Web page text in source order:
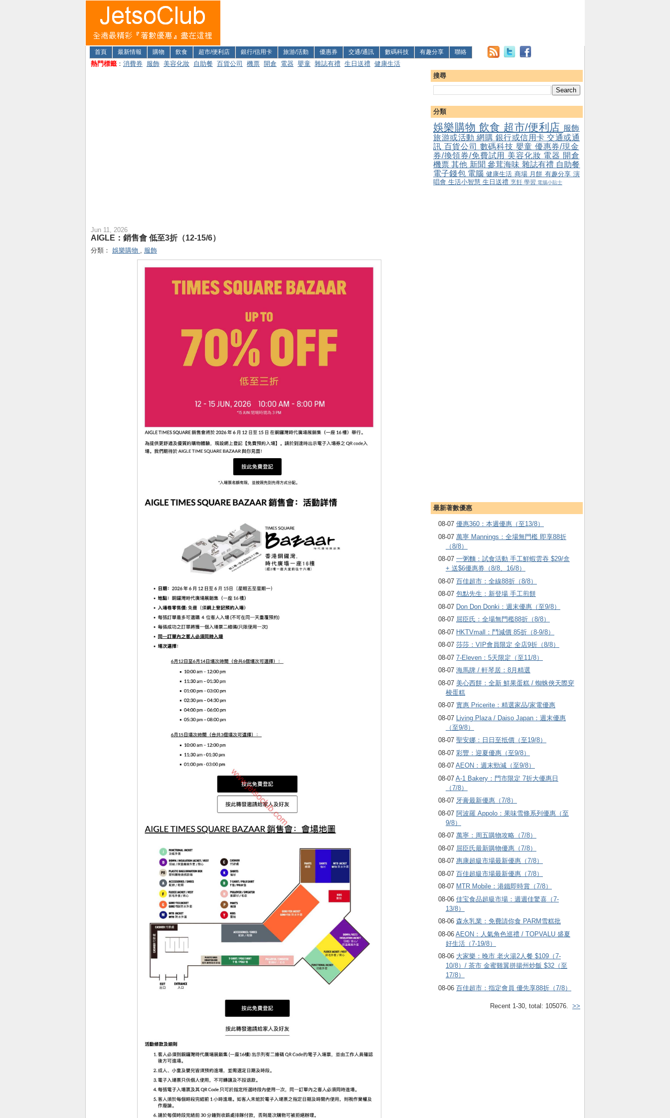
首頁 最新情報 購物 飲食 超市/便利店 銀行/信用卡 旅游/活動 優惠券 交通/通訊 數碼科技 有趣分享 聯絡
熱門標籤 ： 消費券 服飾 美容化妝 自助餐 百貨公司 機票 開倉 電器 嬰童 雜誌有禮 生日送禮 健康生活
搜尋
分類
娛樂購物 飲食 超市/便利店 服飾
旅游或活動 網購 銀行或信用卡 交通或通
訊 百貨公司 數碼科技 嬰童 優惠券/現金
券/換領券/免費試用 美容化妝 電器 開倉
機票其他 新聞參茸海味 雜誌有禮 自助餐
電子錢包 電腦 健康生活 商場 月餅 有趣分享 演
唱會 生活小智慧 生日送禮 烹飪 學習 電腦小貼士
最新著數優惠
08-07 優惠360：本週優惠（至13/8）
08-07 萬寧 Mannings：全場無門檻 即享88折
（8/8）
08-07 一粥麵：試食活動 手工鮮蝦雲吞 $29/盒
+ 送$6優惠券（8/8、16/8）
08-07 百佳超市：全線88折（8/8）
08-07 包點先生：新登場 手工煎餅
08-07 Don Don Donki：週末優惠（至9/8）
08-07 屈臣氏：全場無門檻88折（8/8）
08-07 HKTVmall ：鬥減價 85折（8-9/8）
08-07 莎莎：VIP會員限定 全店9折（8/8）
08-07 7-Eleven：5天限定（至11/8）
08-07 海馬牌 / 軒琴居：8月精選
08-07 美心西餅：全新 鮮果蛋糕 / 蜘蛛俠天際穿
梭蛋糕
08-07 實惠 Pricerite：精選家品/家電優惠
08-07
Living Plaza / Daiso Japan：週末優惠
（至9/8）
08-07 聖安娜：日日至抵價（至19/8）
08-07 彩豐：迎夏優惠（至9/8）
08-07 AEON：週末勁減（至9/8）
08-07 A-1 Bakery：門市限定 7折大優惠日
（7/8）
08-07 牙膏最新優惠（7/8）
08-07 阿波羅 Appolo：果味雪條系列優惠（至
9/8）
08-07 萬寧：周五購物攻略（7/8）
08-07 屈臣氏最新購物優惠（7/8）
08-07 惠康超級市場最新優惠（7/8）
08-07 百佳超級市場最新優惠（7/8）
08-07 MTR Mobile：港鐵即時賞（7/8）
08-06 佳宝食品超級市場：週週佳驚喜（7-
13/8）
08-06 森永乳業：免費請你食 PARM雪糕批
08-06 AEON：人氣角色巡禮 / TOPVALU 盛夏
好生活（7-19/8）
08-06 大家樂：晚市 老火湯2人餐 $109（7-
10/8）/ 茶市 金蜜雞翼拼揚州炒飯 $32（至
17/8）
08-06 百佳超市：指定會員 優先享88折（7/8）
Recent 1-30, total: 105076. >>
Jun 11, 2026
AIGLE：銷售會 低至3折（12-15/6）
分類： 娛樂購物 , 服飾